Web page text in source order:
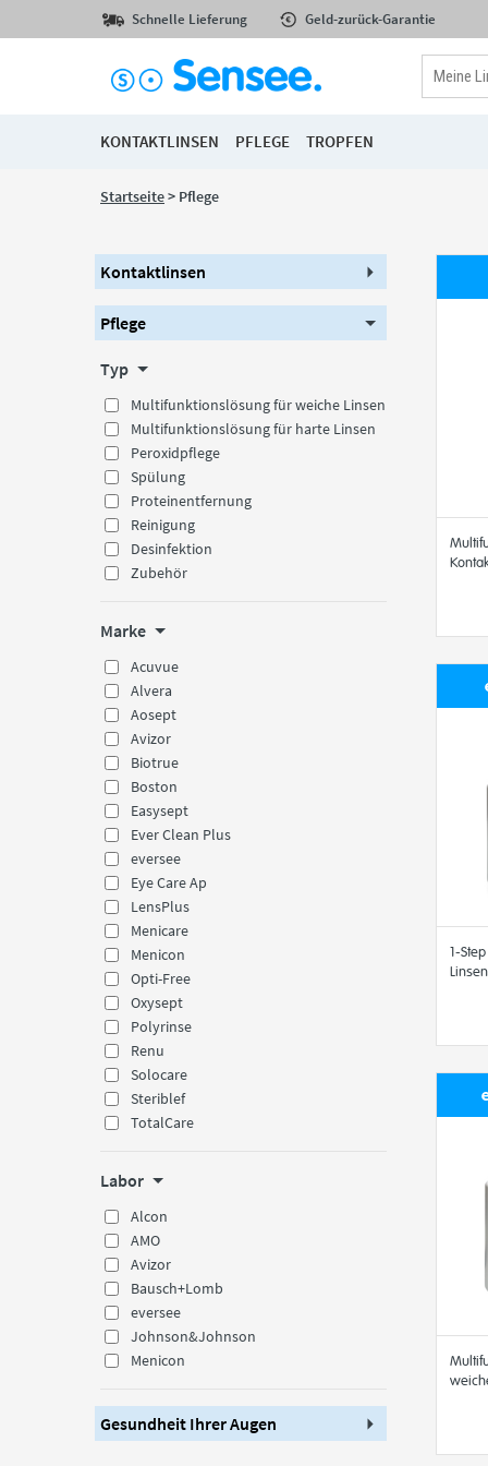
Schnelle Lieferung Geld-zurück-Garantie
KONTAKTLINSEN PFLEGE TROPFEN
Startseite> Pflege
Kontaktlinsen
Pflege
Typ
Multifunktionslösung für weiche Linsen
Multifunktionslösung für harte Linsen
Peroxidpflege
Spülung
Proteinentfernung
Reinigung
Desinfektion
Zubehör
Marke
Acuvue
Alvera
Aosept
Avizor
Biotrue
Boston
Easysept
Ever Clean Plus
eversee
Eye Care Ap
LensPlus
Menicare
Menicon
Opti-Free
Oxysept
Polyrinse
Renu
Solocare
Steriblef
TotalCare
Labor
Alcon
AMO
Avizor
Bausch+Lomb
eversee
Johnson&Johnson
Menicon
Gesundheit Ihrer Augen
1-
Linsen